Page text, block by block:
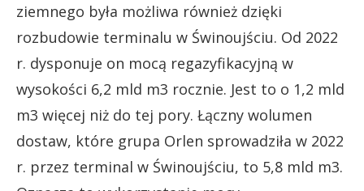
ziemnego była możliwa również dzięki
rozbudowie terminalu w Świnoujściu. Od 2022
r. dysponuje on mocą regazyfikacyjną w
wysokości 6,2 mld m3 rocznie. Jest to o 1,2 mld
m3 więcej niż do tej pory. Łączny wolumen
dostaw, które grupa Orlen sprowadziła w 2022
r. przez terminal w Świnoujściu, to 5,8 mld m3.